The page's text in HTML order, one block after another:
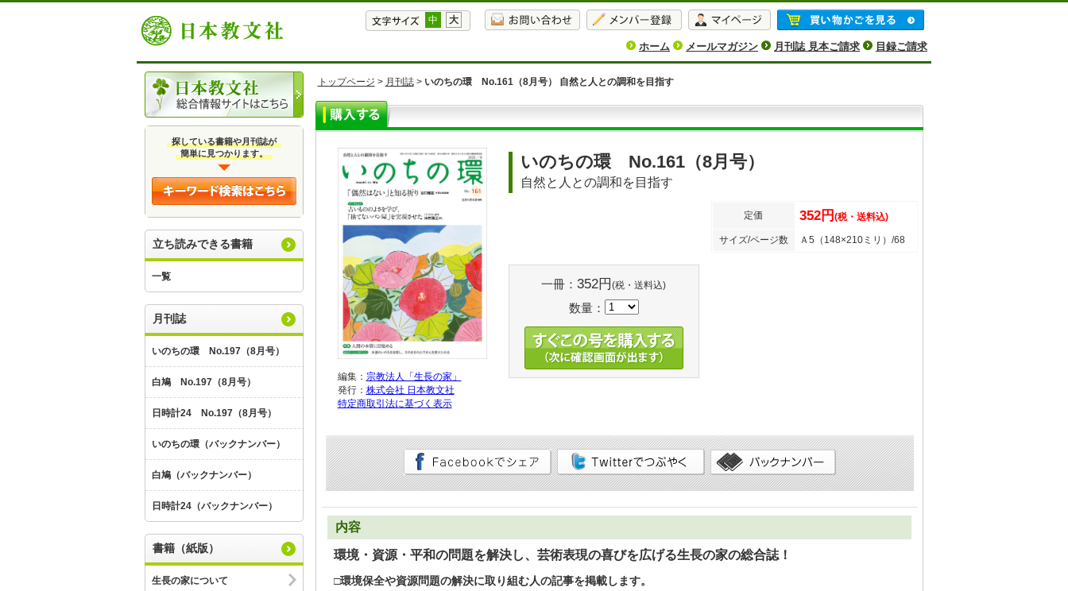
中 大
ホーム メールマガジン 月刊誌 見本ご請求 目録ご請求
探している書籍や月刊誌が
簡単に見つかります。
立ち読みできる書籍
一覧
月刊誌
いのちの環 No.197（8月号）
白鳩 No.197（8月号）
日時計24 No.197（8月号）
いのちの環（バックナンバー）
白鳩（バックナンバー）
日時計24（バックナンバー）
書籍（紙版）
生長の家について
トップページ > 月刊誌> いのちの環 No.161（8月号） 自然と人との調和を目指す
編集： 宗教法人「生長の家」
発行： 株式会社 日本教文社
特定商取引法に基づく表示
いのちの環 No.161（8月号）
自然と人との調和を目指す
定価 352円 (税・送料込)
サイズ/ページ数 Ａ5（148×210ミリ）/68
一冊： 352円 (税・送料込)
数量：
内容
環境・資源・平和の問題を解決し、芸術表現の喜びを広げる生長の家の総合誌！
□環境保全や資源問題の解決に取り組む人の記事を掲載します。